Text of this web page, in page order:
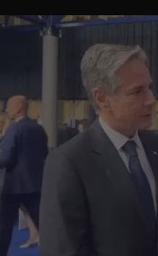
Интервју